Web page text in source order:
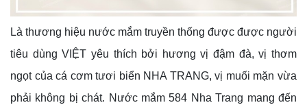
Là thương hiệu nước mắm truyền thống được được người
tiêu dùng VIỆT yêu thích bởi hương vị đậm đà, vị thơm
ngọt của cá cơm tươi biển NHA TRANG, vị muối mặn vừa
phải không bị chát. Nước mắm 584 Nha Trang mang đến